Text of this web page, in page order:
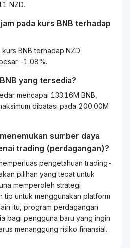
NZD.
pada kurs BNB terhadap
BNB terhadap NZD
-1.08%.
yang tersedia?
mencapai 133.16M BNB,
dibatasi pada 200.00M
sumber daya
trading (perdagangan)?
pengetahuantrading-
pilihan yang tepat untuk
memperoleh strategi
tip untuk menggunakan platform
itu, program perdagangan
bagi pengguna baru yang ingin
menanggung risiko finansial.